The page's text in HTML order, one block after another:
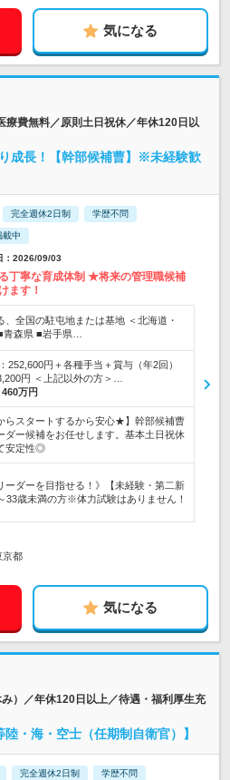
気になる
療費無料／原則土日祝休／年休120日以
成長！【幹部候補曹】※未経験歓
完全週休2日制 学歴不問
載中
：2026/09/03
丁寧な育成体制 ★将来の管理職候補
ます！
、全国の駐屯地または基地 ＜北海道・
森県 ■岩手県…
252,600円＋各種手当＋賞与（年2回）
円 ＜上記以外の方＞…
万円
らスタートするから安心★】幹部候補曹
ダー候補をお任せします。基本土日祝休
安定性◎
ーダーを目指せる！》【未経験・第二新
歳未満の方※体力試験はありません！
京都
気になる
）／年休120日以上／待遇・福利厚生充
・海・空士（任期制自衛官）】
完全週休2日制 学歴不問